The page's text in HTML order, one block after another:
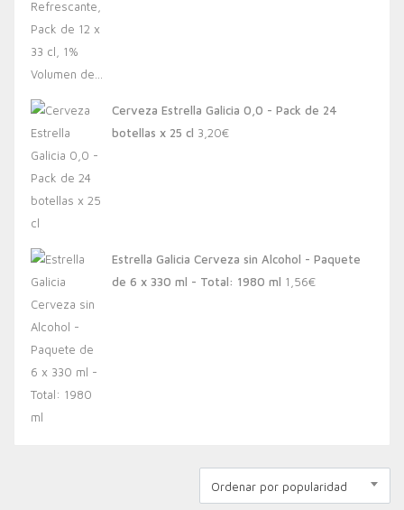
Cerveza Estrella Galicia 0,0 - Pack de 24
botellas x 25 cl 3,20€
Estrella Galicia Cerveza sin Alcohol - Paquete
de 6 x 330 ml - Total: 1980 ml 1,56€
Ordenar por popularidad